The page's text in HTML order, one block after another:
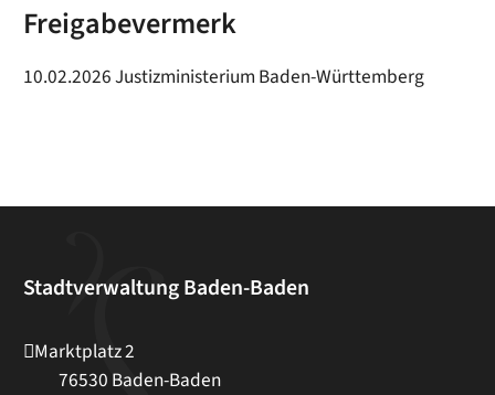
Freigabevermerk
10.02.2026 Justizministerium Baden-Württemberg
Stadtverwaltung Baden-Baden
Marktplatz 2
76530 Baden-Baden